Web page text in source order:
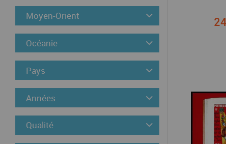
Moyen-Orient
Océanie
Pays
Années
Qualité